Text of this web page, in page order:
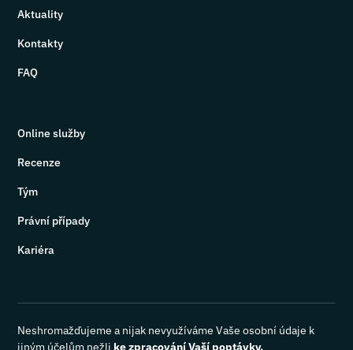
Aktuality
Kontakty
FAQ
Online služby
Recenze
Tým
Právní případy
Kariéra
Neshromažďujeme a nijak nevyužíváme Vaše osobní údaje k
jiným účelům nežli ke zpracování Vaší poptávky.